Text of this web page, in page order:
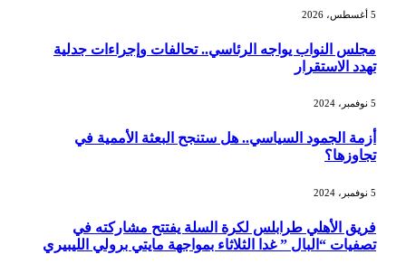
مجلس النواب يواجه الرئاسي.. تحالفات وإجراءات جدلية
تهدد الاستقرار
أزمة الجمود السياسي.. هل ستنجح البعثة الأممية في
تجاوزها؟
فريق الأهلي طرابلس لكرة السلة يفتتح مشاركته في
تصفيات “البال ” غدا الثلاثاء بمواجهة مايتي برولي الليبيري